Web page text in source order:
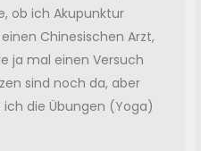
ob ich Akupunktur
Chinesischen Arzt,
ja mal einen Versuch
sind noch da, aber
die Übungen (Yoga)